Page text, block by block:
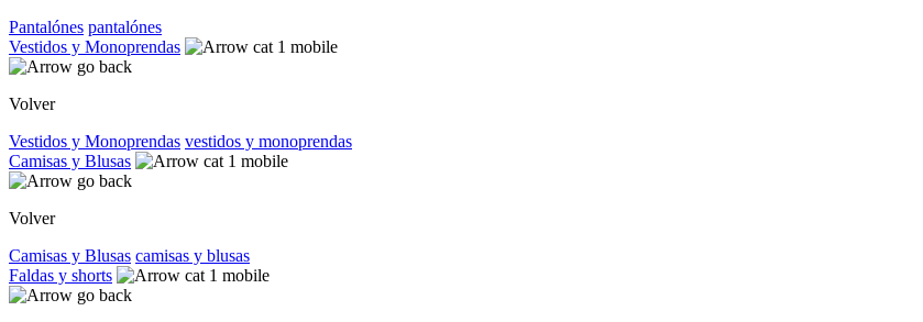
Pantalónes pantalónes
Vestidos y Monoprendas
Volver
Vestidos y Monoprendas vestidos y monoprendas
Camisas y Blusas
Volver
Camisas y Blusas camisas y blusas
Faldas y shorts